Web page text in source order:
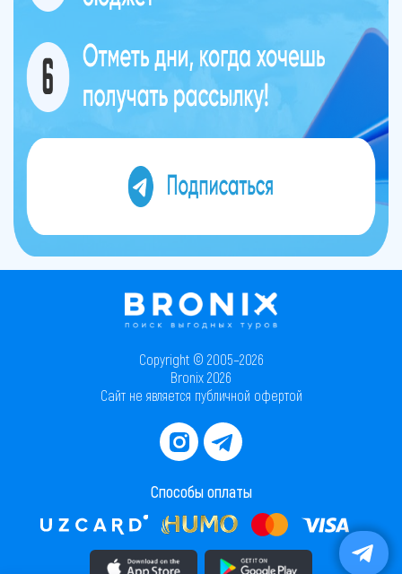
Copyright © 2005–2026
Bronix 2026
Сайт не является публичной офертой
Способы оплаты
Скачать приложение в AppStore Скачать приложение в PlayMarket